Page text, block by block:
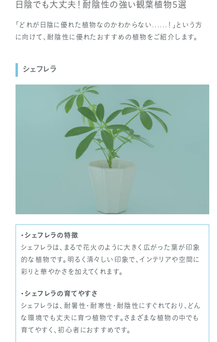
日陰でも大丈夫！耐陰性の強い観葉植物5選
「どれが日陰に優れた植物なのかわからない......！」という方
に向けて、耐陰性に優れたおすすめの植物をご紹介します。
シェフレラ
・シェフレラの特徴
シェフレラは、まるで花火のように大きく広がった葉が印象
的な植物です。明るく清々しい印象で、インテリアや空間に
彩りと華やかさを加えてくれます。
・シェフレラの育てやすさ
シェフレラは、耐暑性・耐寒性・耐陰性にすぐれており、どん
な環境でも丈夫に育つ植物です。さまざまな植物の中でも
育てやすく、初心者におすすめです。